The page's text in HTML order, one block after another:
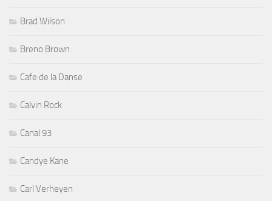
Brad Wilson
Breno Brown
Cafe de la Danse
Calvin Rock
Canal 93
Candye Kane
Carl Verheyen